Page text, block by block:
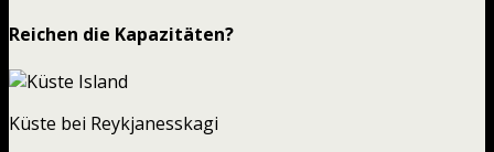
Reichen die Kapazitäten?
Küste bei Reykjanesskagi